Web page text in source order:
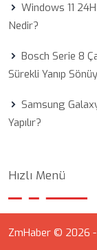
Windows 11
Nedir?
Bosch Serie 8
Sürekli Yanıp
Samsung
Yapılır?
Hızlı Menü
ZmHaber © 2026 -